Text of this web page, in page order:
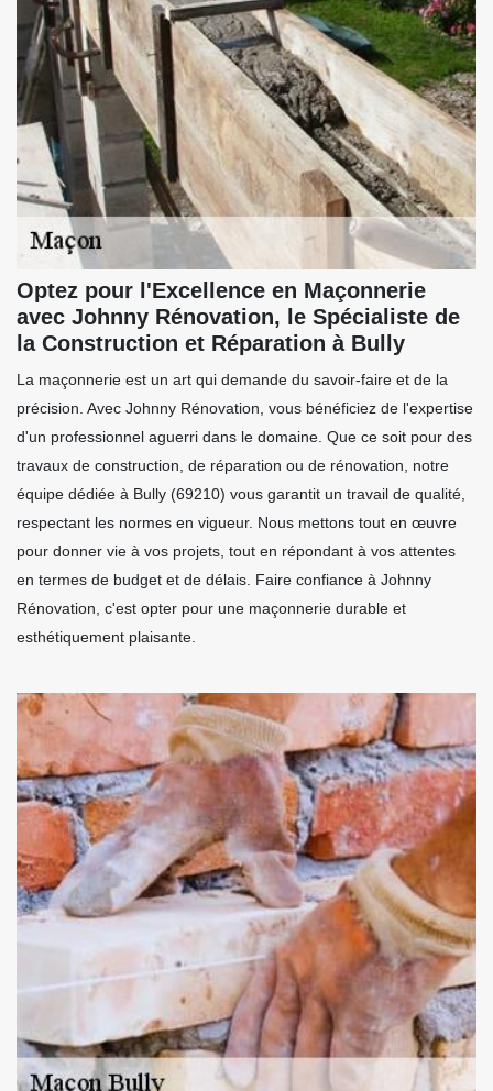
Optez pour l'Excellence en Maçonnerie
avec Johnny Rénovation, le Spécialiste de
la Construction et Réparation à Bully
La maçonnerie est un art qui demande du savoir-faire et de la
précision. Avec Johnny Rénovation, vous bénéficiez de l'expertise
d'un professionnel aguerri dans le domaine. Que ce soit pour des
travaux de construction, de réparation ou de rénovation, notre
équipe dédiée à Bully (69210) vous garantit un travail de qualité,
respectant les normes en vigueur. Nous mettons tout en œuvre
pour donner vie à vos projets, tout en répondant à vos attentes
en termes de budget et de délais. Faire confiance à Johnny
Rénovation, c'est opter pour une maçonnerie durable et
esthétiquement plaisante.